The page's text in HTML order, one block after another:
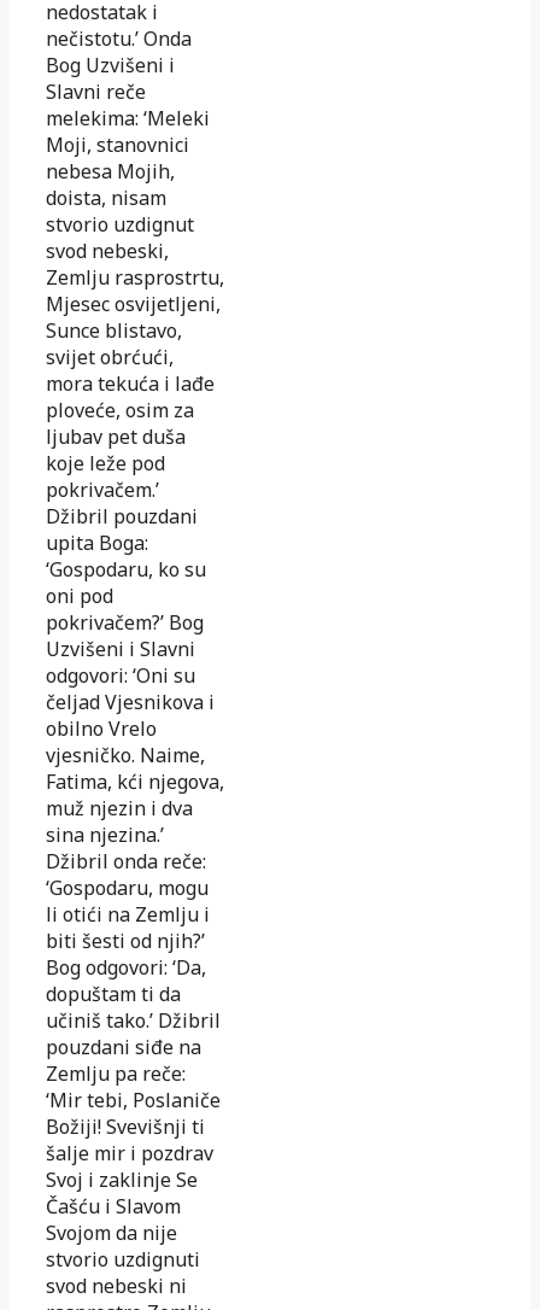
nedostatak i
nečistotu.’ Onda
Bog Uzvišeni i
Slavni reče
melekima: ‘Meleki
Moji, stanovnici
nebesa Mojih,
doista, nisam
stvorio uzdignut
svod nebeski,
Zemlju rasprostrtu,
Mjesec osvijetljeni,
Sunce blistavo,
svijet obrćući,
mora tekuća i lađe
ploveće, osim za
ljubav pet duša
koje leže pod
pokrivačem.’
Džibril pouzdani
upita Boga:
‘Gospodaru, ko su
oni pod
pokrivačem?’ Bog
Uzvišeni i Slavni
odgovori: ‘Oni su
čeljad Vjesnikova i
obilno Vrelo
vjesničko. Naime,
Fatima, kći njegova,
muž njezin i dva
sina njezina.’
Džibril onda reče:
‘Gospodaru, mogu
li otići na Zemlju i
biti šesti od njih?’
Bog odgovori: ‘Da,
dopuštam ti da
učiniš tako.’ Džibril
pouzdani siđe na
Zemlju pa reče:
‘Mir tebi, Poslaniče
Božiji! Svevišnji ti
šalje mir i pozdrav
Svoj i zaklinje Se
Čašću i Slavom
Svojom da nije
stvorio uzdignuti
svod nebeski ni